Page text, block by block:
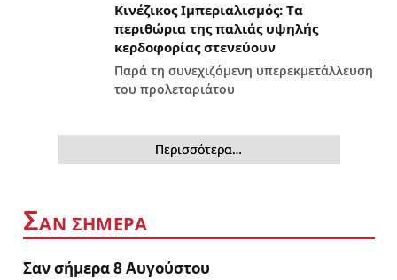
Κινέζικος Ιμπεριαλισμός: Tα
περιθώρια της παλιάς υψηλής
κερδοφορίας στενεύουν
Παρά τη συνεχιζόμενη υπερεκμετάλλευση
του προλεταριάτου
Περισσότερα…
ΣΑΝ ΣΗΜΕΡΑ
Σαν σήμερα 8 Αυγούστου